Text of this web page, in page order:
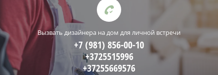
Вызвать дизайнера на дом для личной встречи
+7 (981) 856-00-10
+3725515996
+37255669576